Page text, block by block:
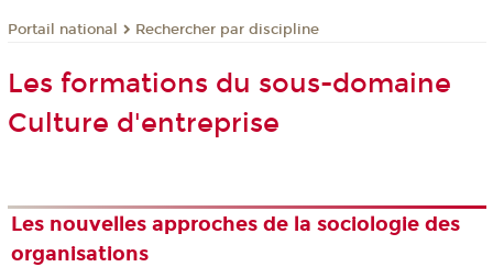
Portail national Rechercher par discipline
Les formations du sous-domaine
Culture d'entreprise
Les nouvelles approches de la sociologie des
organisations